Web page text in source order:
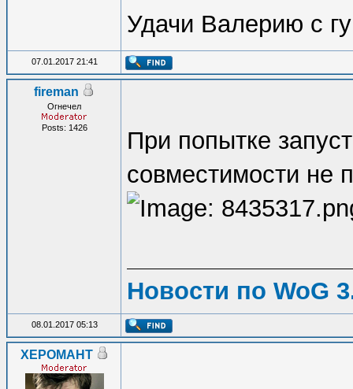
Удачи Валерию с
07.01.2017 21:41
fireman
Огнечел
Posts: 1426
При попытке
совместимости не
Новости по WoG
08.01.2017 05:13
XEPOMAHT